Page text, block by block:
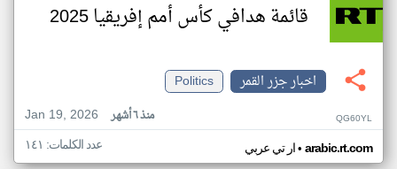
قائمة هدافي كأس أمم إفريقيا 2025
اخبار جزر القمر
Politics
Jan 19, 2026
منذ ٦ أشهر QG60YL
ار تي عربي• arabic.rt.com عدد الكلمات: ١٤١